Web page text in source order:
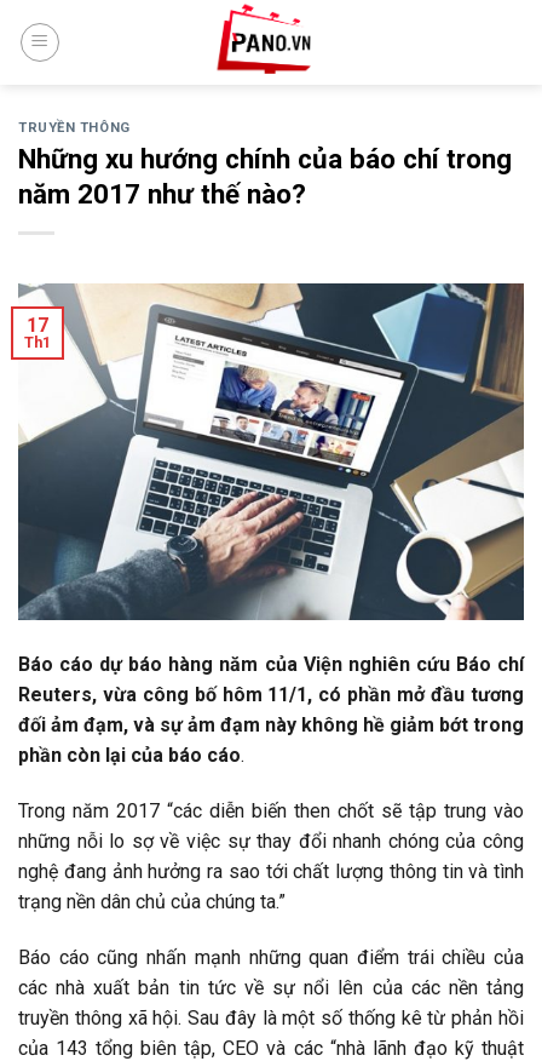
TRUYỀN THÔNG
Những xu hướng chính của báo chí trong
năm 2017 như thế nào?
17
Th1
Báo cáo dự báo hàng năm của Viện nghiên cứu Báo chí
Reuters, vừa công bố hôm 11/1, có phần mở đầu tương
đối ảm đạm, và sự ảm đạm này không hề giảm bớt trong
phần còn lại của báo cáo.
Trong năm 2017 “các diễn biến then chốt sẽ tập trung vào
những nỗi lo sợ về việc sự thay đổi nhanh chóng của công
nghệ đang ảnh hưởng ra sao tới chất lượng thông tin và tình
trạng nền dân chủ của chúng ta.”
Báo cáo cũng nhấn mạnh những quan điểm trái chiều của
các nhà xuất bản tin tức về sự nổi lên của các nền tảng
truyền thông xã hội. Sau đây là một số thống kê từ phản hồi
của 143 tổng biên tập, CEO và các “nhà lãnh đạo kỹ thuật